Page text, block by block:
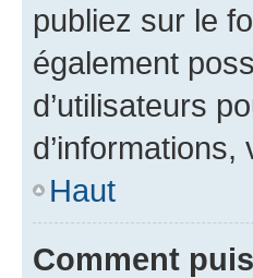
publiez sur le
également
d’utilisateurs
Haut
Comment